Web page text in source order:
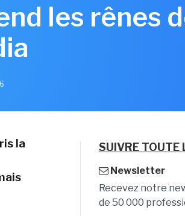
les rênes
la
SUIVRE TOUTE
Newsletter
Recevez notre
de 50 000